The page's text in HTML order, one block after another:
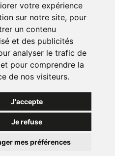
votre expérience
sur notre site, pour
un contenu
et des publicités
analyser le trafic de
pour comprendre la
de nos visiteurs.
J'accepte
Je refuse
mes préférences
Abachra - APB 521704 - N°
700-592
MENTIONS LÉGALES